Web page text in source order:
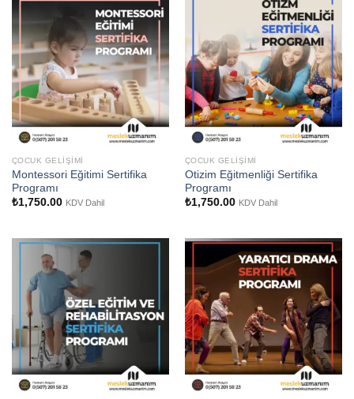
ÇOCUK GELIŞIMI
Montessori Eğitimi Sertifika
Programı
₺1,750.00 KDV Dahil
ÇOCUK GELIŞIMI
Otizim Eğitmenliği Sertifika
Programı
₺1,750.00 KDV Dahil